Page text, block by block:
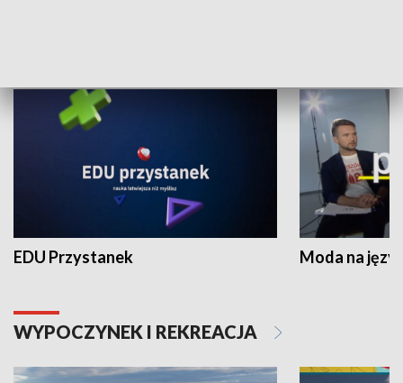
EDU Przystanek Moda na
WYPOCZYNEK I REKREACJA